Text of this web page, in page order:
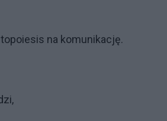
na komunikację.